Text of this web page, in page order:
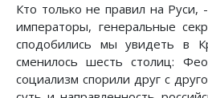
Кто только не правил на Руси,
императоры, генеральные
сподобились мы увидеть в
сменилось шесть столиц:
социализм спорили друг с